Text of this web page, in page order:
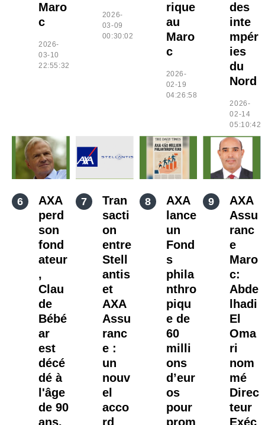
Maro
c
2026-
03-10
22:55:32
2026-
03-09
00:30:02
rique
au
Maro
c
2026-
02-19
04:26:58
des
inte
mpér
ies
du
Nord
2026-
02-14
05:10:42
AXA
perd
son
fond
ateur
,
Clau
de
Bébé
ar
est
décé
dé à
l'âge
de 90
ans.
Tran
sacti
on
entre
Stell
antis
et
AXA
Assu
ranc
e :
un
nouv
el
acco
rd
AXA
lance
un
Fond
s
phila
nthro
piqu
e de
60
milli
ons
d’eur
os
pour
prom
AXA
Assu
ranc
e
Maro
c:
Abde
lhadi
El
Oma
ri
nom
mé
Direc
teur
Exéc